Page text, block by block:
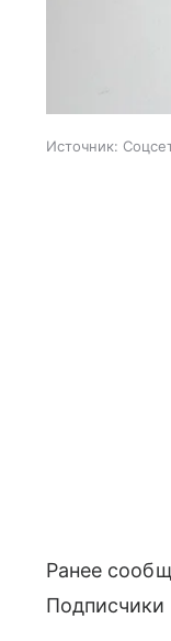
Источник:
Ранее
Подписчики